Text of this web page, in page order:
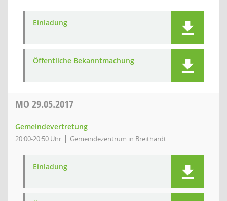
Einladung
Öffentliche Bekanntmachung
MO 29.05.2017
Gemeindevertretung
20:00-20:50 Uhr Gemeindezentrum in Breithardt
Einladung